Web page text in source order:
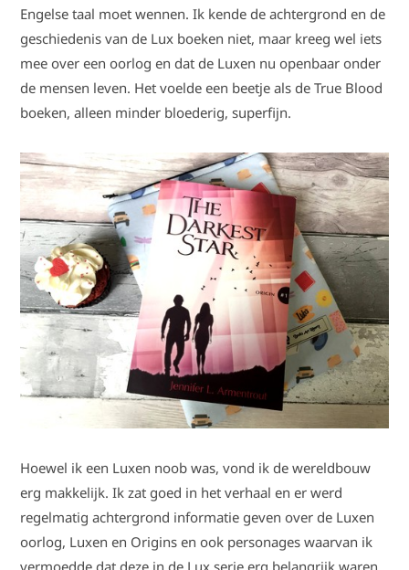
Engelse taal moet wennen. Ik kende de achtergrond en de
geschiedenis van de Lux boeken niet, maar kreeg wel iets
mee over een oorlog en dat de Luxen nu openbaar onder
de mensen leven. Het voelde een beetje als de True Blood
boeken, alleen minder bloederig, superfijn.
Hoewel ik een Luxen noob was, vond ik de wereldbouw
erg makkelijk. Ik zat goed in het verhaal en er werd
regelmatig achtergrond informatie geven over de Luxen
oorlog, Luxen en Origins en ook personages waarvan ik